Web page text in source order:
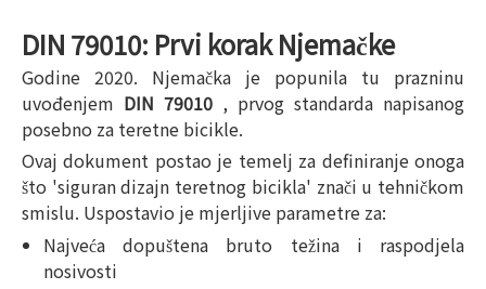
DIN 79010: Prvi korak Njemačke
Godine 2020. Njemačka je popunila tu prazninu
uvođenjem DIN 79010 , prvog standarda napisanog
posebno za teretne bicikle.
Ovaj dokument postao je temelj za definiranje onoga
što 'siguran dizajn teretnog bicikla' znači u tehničkom
smislu. Uspostavio je mjerljive parametre za:
Najveća dopuštena bruto težina i raspodjela
nosivosti